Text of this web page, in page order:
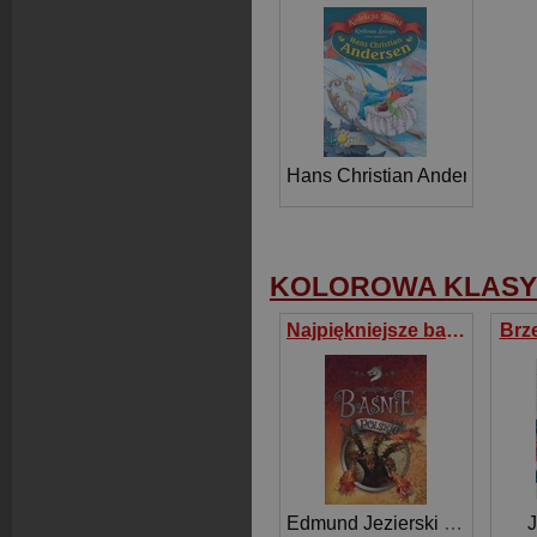
Hans Christian Andersen
KOLOROWA
Najpiękniejsze baśnie polskie
Edmund Jezierski Józef